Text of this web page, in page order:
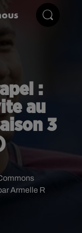
:
au
3
Armelle R